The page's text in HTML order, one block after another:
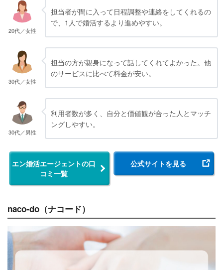
20代／女性
担当者が間に入って日程調整や連絡をしてくれるの
で、1人で婚活するより進めやすい。
30代／女性
担当の方が親身になって話してくれてよかった。他
のサービスに比べて料金が安い。
30代／男性
利用者数が多く、自分と価値観が合った人とマッチ
ングしやすい。
エン婚活エージェントの口
コミ一覧
公式サイトを見る
naco-do（ナコード）